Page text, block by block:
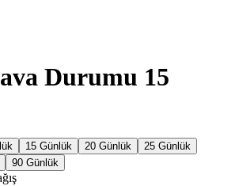
Durumu 15
15 Günlük 20 Günlük
25 Günlük
90 Günlük